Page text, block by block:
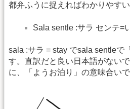
都弁ふうに捉えればわかりやすい
Sala sentle :サラ センテ=
sala :サラ = stay でsala sentleで
す。直訳だと良い日本語がない
に、「ようお泊り」の意味合いで